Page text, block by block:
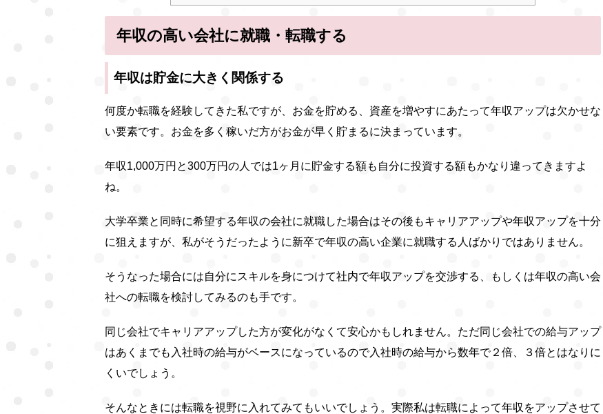
年収の高い会社に就職・転職する
年収は貯金に大きく関係する
何度か転職を経験してきた私ですが、お金を貯める、資産を増やすにあたって年収アップは欠かせな
い要素です。お金を多く稼いだ方がお金が早く貯まるに決まっています。
年収1,000万円と300万円の人では1ヶ月に貯金する額も自分に投資する額もかなり違ってきますよ
ね。
大学卒業と同時に希望する年収の会社に就職した場合はその後もキャリアアップや年収アップを十分
に狙えますが、私がそうだったように新卒で年収の高い企業に就職する人ばかりではありません。
そうなった場合には自分にスキルを身につけて社内で年収アップを交渉する、もしくは年収の高い会
社への転職を検討してみるのも手です。
同じ会社でキャリアアップした方が変化がなくて安心かもしれません。ただ同じ会社での給与アップ
はあくまでも入社時の給与がベースになっているので入社時の給与から数年で２倍、３倍とはなりに
くいでしょう。
そんなときには転職を視野に入れてみてもいいでしょう。実際私は転職によって年収をアップさせて